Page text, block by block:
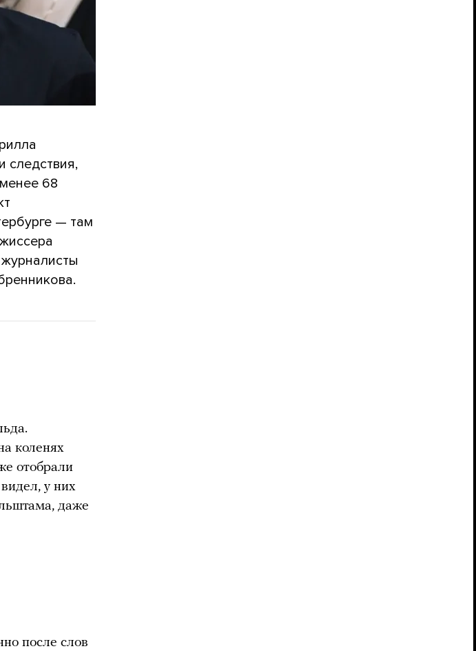
следствия,
68
— там
коленях
отобрали
у них
даже
после слов